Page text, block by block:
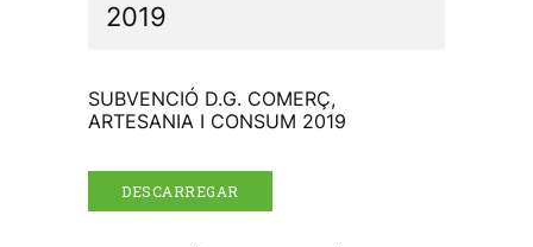
2019
SUBVENCIÓ D.G. COMERÇ,
ARTESANIA I CONSUM 2019
DESCARREGAR